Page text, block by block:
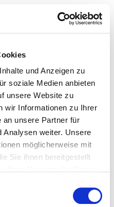
und Anzeigen zu
soziale Medien anbieten
unsere Website zu
wir Informationen zu Ihrer
an unsere Partner für
Analysen weiter. Unsere
möglicherweise mit
Sie ihnen bereitgestellt
Universität
Thiem
Kardiologie,